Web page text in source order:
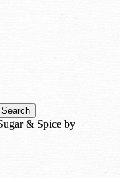
& Spice by